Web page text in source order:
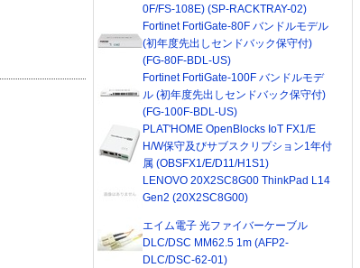
0F/FS-108E) (SP-RACKTRAY-02)
Fortinet FortiGate-80F バンドルモデル
(初年度先出しセンドバック保守付)
(FG-80F-BDL-US)
Fortinet FortiGate-100F バンドルモデ
ル (初年度先出しセンドバック保守付)
(FG-100F-BDL-US)
PLAT'HOME OpenBlocks IoT FX1/E
H/W保守及びサブスクリプション1年付
属 (OBSFX1/E/D11/H1S1)
LENOVO 20X2SC8G00 ThinkPad L14
Gen2 (20X2SC8G00)
エイム電子 光ファイバーケーブル
DLC/DSC MM62.5 1m (AFP2-
DLC/DSC-62-01)